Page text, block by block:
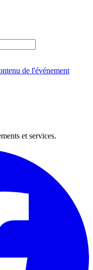
de l'événement
et services.